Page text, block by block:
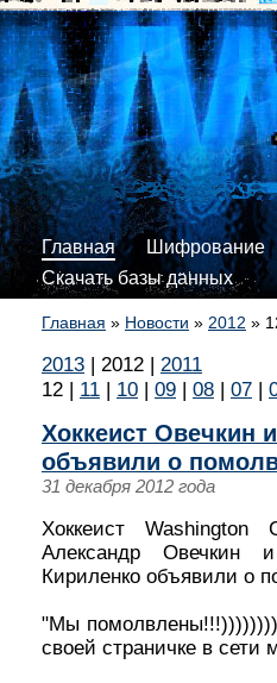
Главная
Шифрование
Скачать базы данных
Главная » Новости » 2012 »
2013 | 2012 | 2011
12 | 11 | 10 | 09 | 08 | 07 |
Хоккеист Овечкин
объявили о
31 декабря 2012 года
Хоккеист Washington
Александр Овечкин
Кириленко объявили о
"Мы
своей страничке в сети